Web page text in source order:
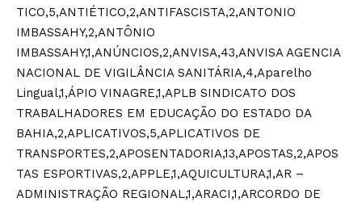
TICO,5,ANTIÉTICO,2,ANTIFASCISTA,2,ANTONIO
IMBASSAHY,2,ANTÔNIO
IMBASSAHY,1,ANÚNCIOS,2,ANVISA,43,ANVISA AGENCIA
NACIONAL DE VIGILÂNCIA SANITÁRIA,4,Aparelho
Lingual,1,ÁPIO VINAGRE,1,APLB SINDICATO DOS
TRABALHADORES EM EDUCAÇÃO DO ESTADO DA
BAHIA,2,APLICATIVOS,5,APLICATIVOS DE
TRANSPORTES,2,APOSENTADORIA,13,APOSTAS,2,APOS
TAS ESPORTIVAS,2,APPLE,1,AQUICULTURA,1,AR –
ADMINISTRAÇÃO REGIONAL,1,ARACI,1,ARCORDO DE